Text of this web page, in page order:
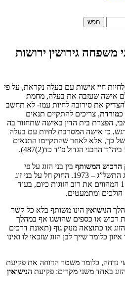
גירושין ירושות
עם בעלה נקראת, על פי
את בעלה, מחמת
לחיות עמו- לא תחשב
להתקיים תנאים
הדין באישה שתחזור בה
כי אישה המסרבת לחיות עם בעלה
שהתקיימו התנאים
בין בני הזוג על פי
בין בני זוג התשל”ג – 1973. החוק חל על בני זוג
המהווים את רוב הזוגות כיום, בעוד
הינו משותף בלא כל קשר
שהושגו אף במהלך
מנזק גוף (תאונת דרכים
לבן הזוג שזכאי לו ואינו
משטר הדוחה את פקיעת
מקרים: פקיעת הנישואין